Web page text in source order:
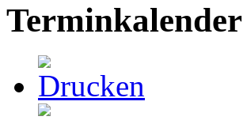
Terminkalender